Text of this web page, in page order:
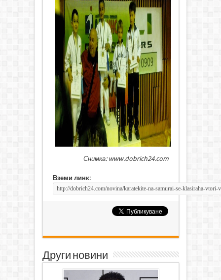
Снимка: www.dobrich24.com
Вземи линк:
Други новини